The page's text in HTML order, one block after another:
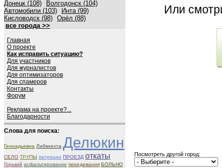
Донецк (108)
Волгодонск (104)
Автомобили (103)
Инта (99)
Кисловодск (98) Орёл (88)
все города >>
Главная
О проекте
Как исправить ситуацию?
Для участников
Для журналистов
Для оптимизаторов
Для спамеров
Контакты
Форум
Реклама на проекте?...
Благодарности
Слова для поиска:
Геннадьевна Либкнехта Делюкин
СЕЛО ТРУПЫ патриции ПРОЕЗД откаты
Горький асфальтирование передевания БОЛЬНО
Или
Посмотреть другой город: